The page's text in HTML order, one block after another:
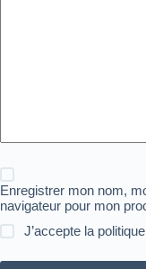
Enregistrer mon nom,
navigateur pour mon
J’accepte la